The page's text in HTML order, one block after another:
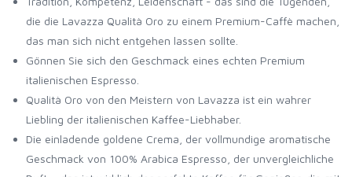
die die Lavazza Qualità Oro zu einem Premium-Caffè machen,
das man sich nicht entgehen lassen sollte.
Gönnen Sie sich den Geschmack eines echten Premium
italienischen Espresso.
Qualità Oro von den Meistern von Lavazza ist ein wahrer
Liebling der italienischen Kaffee-Liebhaber.
Die einladende goldene Crema, der vollmundige aromatische
Geschmack von 100% Arabica Espresso, der unvergleichliche